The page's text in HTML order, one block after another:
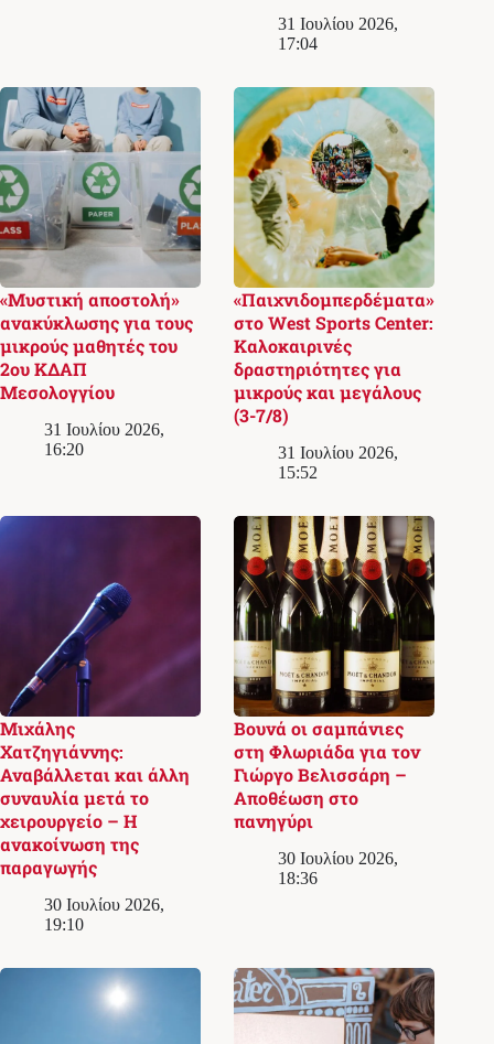
31 Ιουλίου 2026,
17:04
«Μυστική αποστολή»
ανακύκλωσης για τους
μικρούς μαθητές του
2ου ΚΔΑΠ
Μεσολογγίου
31 Ιουλίου 2026,
16:20
«Παιχνιδομπερδέματα»
στο West Sports Center:
Καλοκαιρινές
δραστηριότητες για
μικρούς και μεγάλους
(3-7/8)
31 Ιουλίου 2026,
15:52
Μιχάλης
Χατζηγιάννης:
Αναβάλλεται και άλλη
συναυλία μετά το
χειρουργείο – Η
ανακοίνωση της
παραγωγής
30 Ιουλίου 2026,
19:10
Βουνά οι σαμπάνιες
στη Φλωριάδα για τον
Γιώργο Βελισσάρη –
Αποθέωση στο
πανηγύρι
30 Ιουλίου 2026,
18:36